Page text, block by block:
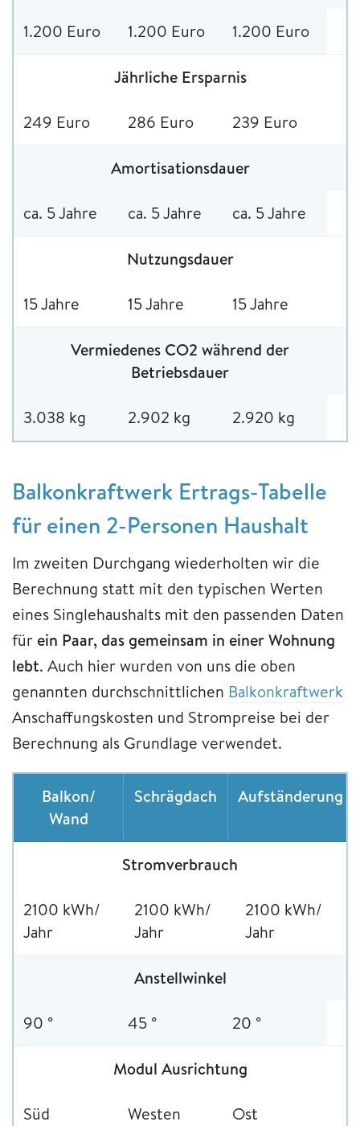
1.200 Euro 1.200 Euro 1.200 Euro
Jährliche Ersparnis
249 Euro 286 Euro 239 Euro
Amortisationsdauer
ca. 5 Jahre ca. 5 Jahre ca. 5 Jahre
Nutzungsdauer
15 Jahre 15 Jahre 15 Jahre
Vermiedenes CO2 während der
Betriebsdauer
3.038 kg 2.902 kg 2.920 kg
Balkonkraftwerk Ertrags-Tabelle
für einen 2-Personen Haushalt
Im zweiten Durchgang wiederholten wir die
Berechnung statt mit den typischen Werten
eines Singlehaushalts mit den passenden Daten
für ein Paar, das gemeinsam in einer Wohnung
lebt. Auch hier wurden von uns die oben
genannten durchschnittlichen Balkonkraftwerk
Anschaffungskosten und Strompreise bei der
Berechnung als Grundlage verwendet.
Balkon/
Wand
Schrägdach Aufständerung
Stromverbrauch
2100 kWh/
Jahr
2100 kWh/
Jahr
2100 kWh/
Jahr
Anstellwinkel
90 ° 45 ° 20 °
Modul Ausrichtung
Süd Westen Ost